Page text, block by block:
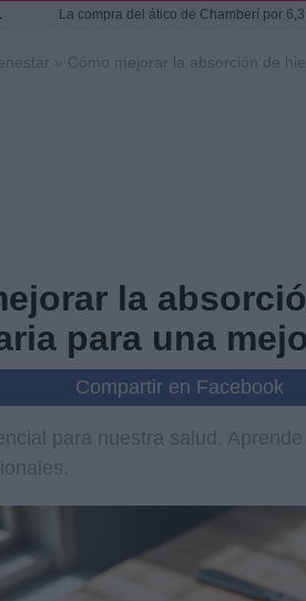
La compra del ático de Chamberí por
FIS 2026: 75 años de música y cultura
» Cómo mejorar la absorción de
la
para una
Compartir en Facebook
para nuestra salud.